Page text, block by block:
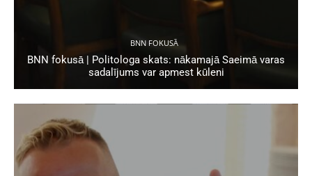
BNN FOKUSĀ
BNN fokusā | Politologa skats: nākamajā Saeimā varas
sadalījums var apmest kūleni